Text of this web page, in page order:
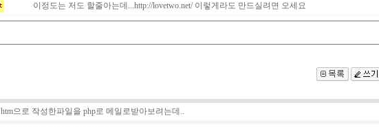
이정도는 저도 할줄아는데...http://lovetwo.net/ 이렇게라도 만드실려면 오세요
htm으로 작성한파일을 php로 메일로받아보려는데..